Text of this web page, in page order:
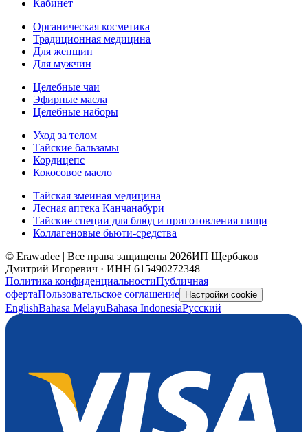
Кабинет
Органическая косметика
Традиционная медицина
Для женщин
Для мужчин
Целебные чаи
Эфирные масла
Целебные наборы
Уход за телом
Тайские бальзамы
Кордицепс
Кокосовое масло
Тайская змеиная медицина
Лесная аптека Канчанабури
Тайские специи для блюд и приготовления пищи
Коллагеновые бьюти-средства
© Erawadee | Все права защищены 2026ИП Щербаков
Дмитрий Игоревич · ИНН 615490272348
Политика конфиденциальностиПубличная
офертаПользовательское соглашение Настройки cookie
EnglishBahasa MelayuBahasa IndonesiaРусский